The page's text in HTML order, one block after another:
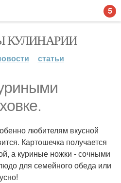
КУЛИНАРИИ
статьи
любителям вкусной
Картошечка получается
а куриные ножки - сочными
для семейного обеда или
5